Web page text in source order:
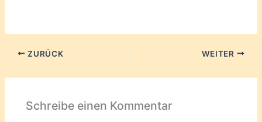
ZURÜCK WEITER
Schreibe einen Kommentar